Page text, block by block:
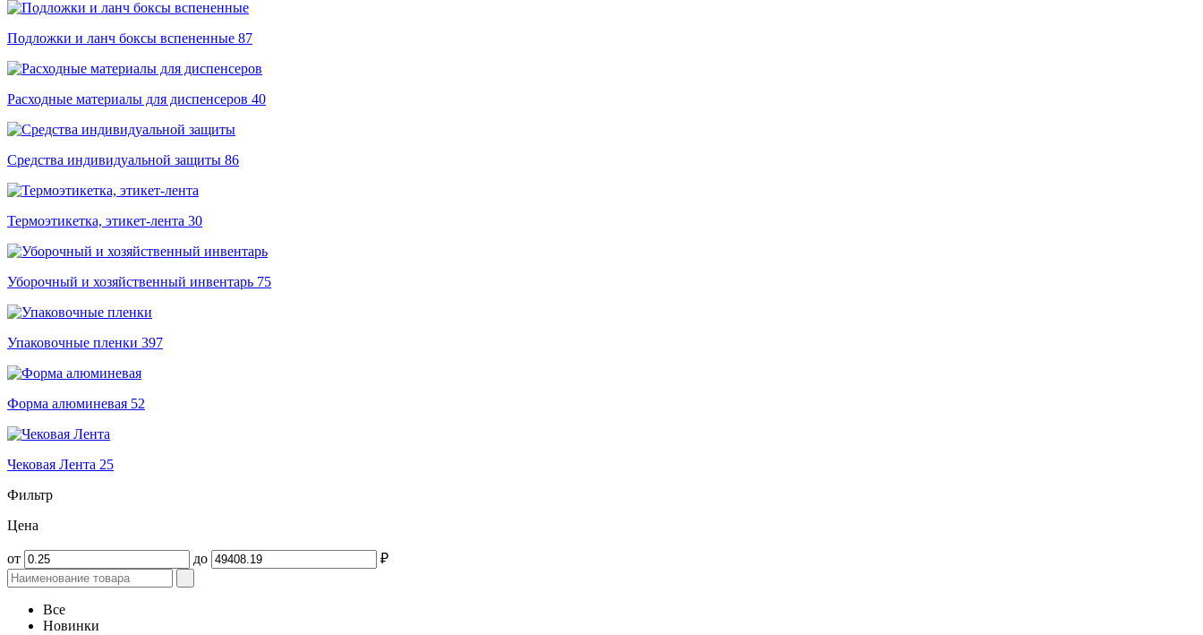
Подложки и ланч боксы вспененные 87
Расходные материалы для диспенсеров 40
Средства индивидуальной защиты 86
Термоэтикетка, этикет-лента 30
Уборочный и хозяйственный инвентарь 75
Упаковочные пленки 397
Форма алюминевая 52
Чековая Лента 25
Фильтр
Цена
от до ₽
Все
Новинки